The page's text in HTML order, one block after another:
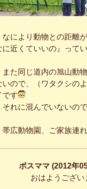
により動物との距離
に近くていいの』って
た同じ道内の旭山動
いので、（ワタクシの
です
れに混んでいないので
広動物園、ご家族連
ボスママ (2012年
おはようござ